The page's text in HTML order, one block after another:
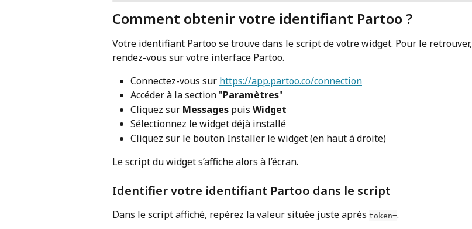
Comment obtenir votre identifiant Partoo ?
Votre identifiant Partoo se trouve dans le script de votre widget. Pour le retrouver,
rendez-vous sur votre interface Partoo.
Connectez-vous sur https://app.partoo.co/connection
Accéder à la section "Paramètres"
Cliquez sur Messages puis Widget
Sélectionnez le widget déjà installé
Cliquez sur le bouton Installer le widget (en haut à droite)
Le script du widget s’affiche alors à l’écran.
Identifier votre identifiant Partoo dans le script
Dans le script affiché, repérez la valeur située juste après token=.